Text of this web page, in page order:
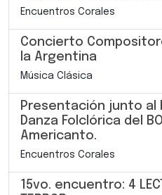
Encuentros Corales
Concierto
la Argentina
Música Clásica
Presentación junto al
Danza Folclórica del
Americanto.
Encuentros Corales
15vo. encuentro: 4